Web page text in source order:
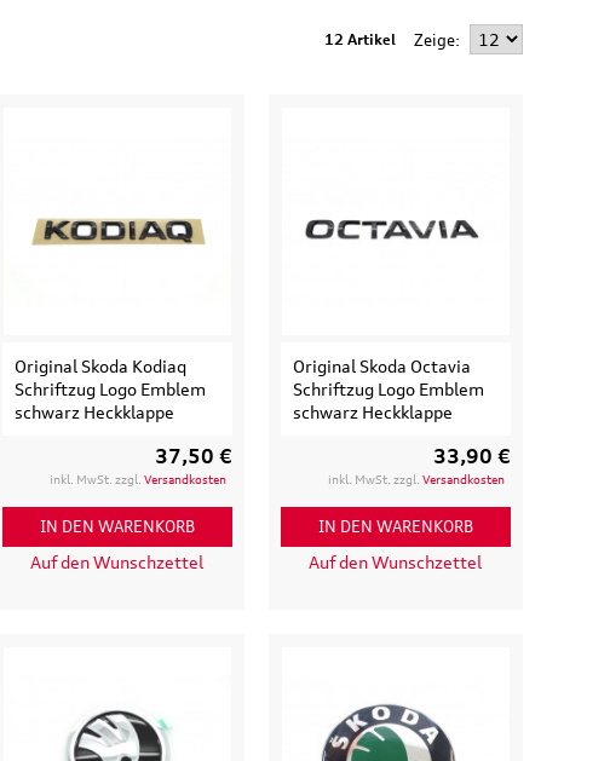
12 Artikel Zeige
Original Skoda Kodiaq
Schriftzug Logo Emblem
schwarz Heckklappe
37,50 €
inkl. MwSt. zzgl. Versandkosten
IN DEN WARENKORB
Auf den Wunschzettel
Original Skoda Octavia
Schriftzug Logo Emblem
schwarz Heckklappe
33,90 €
inkl. MwSt. zzgl. Versandkosten
IN DEN WARENKORB
Auf den Wunschzettel
199,90 € 174,90 €
39,90 € 36,50 €
inkl. MwSt. zzgl. Versandkosten